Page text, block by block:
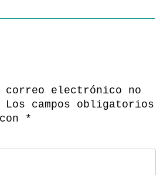
correo electrónico no
Los campos obligatorios
*